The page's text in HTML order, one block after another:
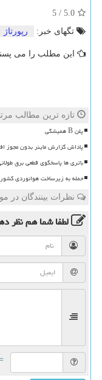
5.0
/
5
تگهای خبر:
رپورتاژ
این مطلب را می
تازه ترین مطالب
پلن B همیشگی
پاداش گزارش ماینر بدون مجوز
باتری ها پاسخگوی قطعی برق
حمله به زیرساخت هوانوردی
نظرات بینندگان در
لطفا شما همنظر
= ۲